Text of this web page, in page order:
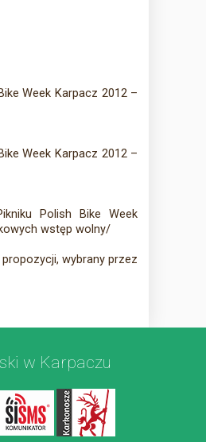
Week Karpacz 2012 –
Week Karpacz 2012 –
Polish Bike Week
wstęp wolny/
wybrany przez
w Karpaczu